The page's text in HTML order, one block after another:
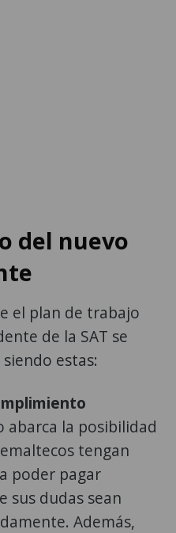
del nuevo
el plan de trabajo
de la SAT se
estas:
abarca la posibilidad
tengan
poder pagar
sus dudas sean
Además,